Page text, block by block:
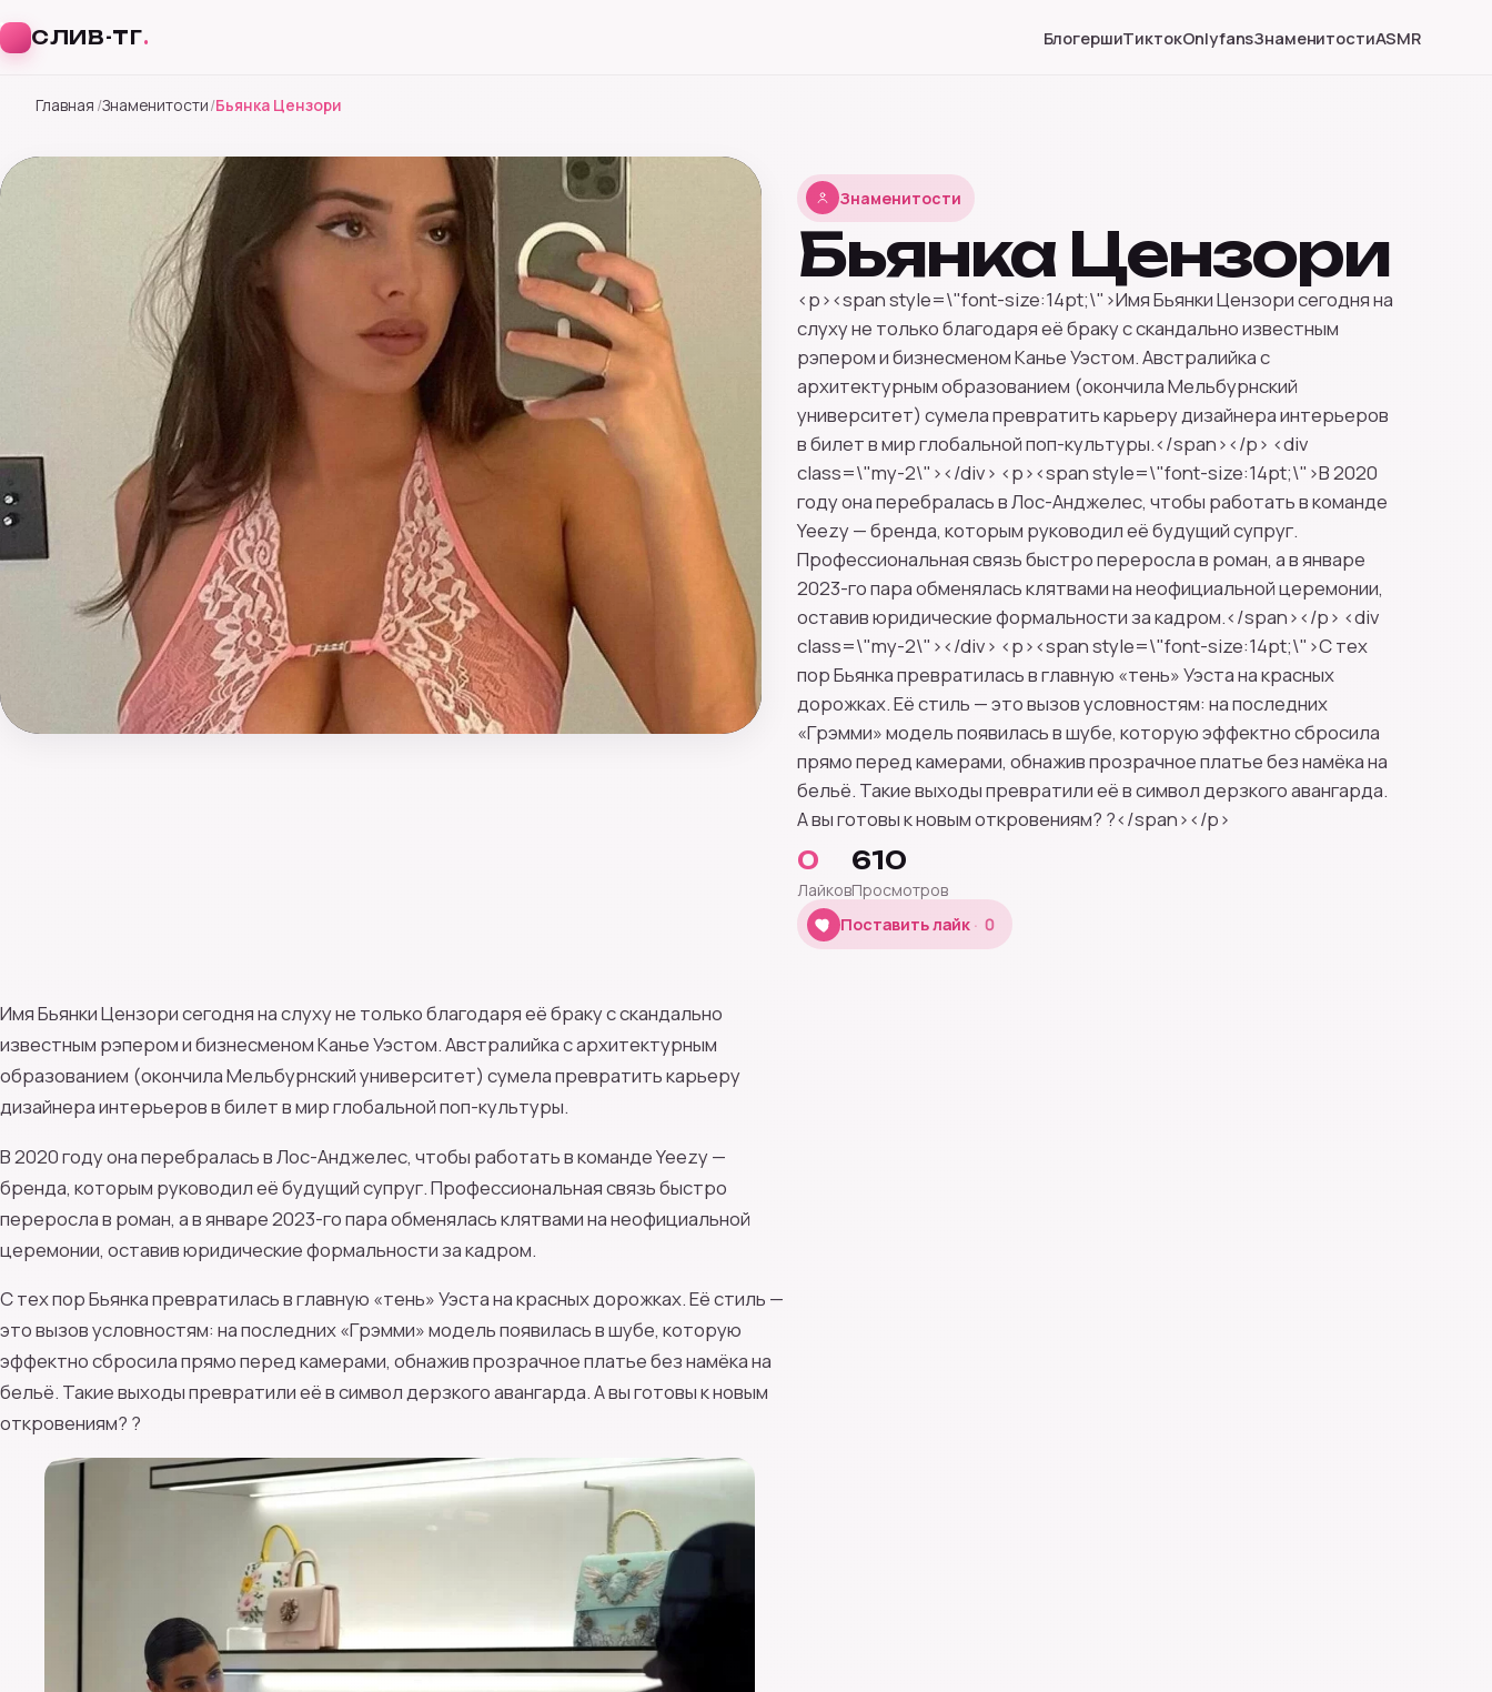
СЛИВ-ТГ. БлогершиТиктокOnlyfansЗнаменитостиASMR
Главная Знаменитости Бьянка Цензори
Знаменитости
Бьянка Цензори
<p><span style=\"font-size:14pt;\">Имя Бьянки Цензори сегодня на
слуху не только благодаря её браку с скандально известным
рэпером и бизнесменом Канье Уэстом. Австралийка с
архитектурным образованием (окончила Мельбурнский
университет) сумела превратить карьеру дизайнера интерьеров
в билет в мир глобальной поп-культуры.</span></p> <div
class=\"my-2\"></div> <p><span style=\"font-size:14pt;\">В 2020
году она перебралась в Лос-Анджелес, чтобы работать в команде
Yeezy — бренда, которым руководил её будущий супруг.
Профессиональная связь быстро переросла в роман, а в январе
2023-го пара обменялась клятвами на неофициальной церемонии,
оставив юридические формальности за кадром.</span></p> <div
class=\"my-2\"></div> <p><span style=\"font-size:14pt;\">С тех
пор Бьянка превратилась в главную «тень» Уэста на красных
дорожках. Её стиль — это вызов условностям: на последних
«Грэмми» модель появилась в шубе, которую эффектно сбросила
прямо перед камерами, обнажив прозрачное платье без намёка на
бельё. Такие выходы превратили её в символ дерзкого авангарда.
А вы готовы к новым откровениям? ?</span></p>
0
Лайков
610
Просмотров
Поставить лайк
0
0
Имя Бьянки Цензори сегодня на слуху не только благодаря её браку с скандально
известным рэпером и бизнесменом Канье Уэстом. Австралийка с архитектурным
образованием (окончила Мельбурнский университет) сумела превратить карьеру
дизайнера интерьеров в билет в мир глобальной поп-культуры.
В 2020 году она перебралась в Лос-Анджелес, чтобы работать в команде Yeezy —
бренда, которым руководил её будущий супруг. Профессиональная связь быстро
переросла в роман, а в январе 2023-го пара обменялась клятвами на неофициальной
церемонии, оставив юридические формальности за кадром.
С тех пор Бьянка превратилась в главную «тень» Уэста на красных дорожках. Её стиль —
это вызов условностям: на последних «Грэмми» модель появилась в шубе, которую
эффектно сбросила прямо перед камерами, обнажив прозрачное платье без намёка на
бельё. Такие выходы превратили её в символ дерзкого авангарда. А вы готовы к новым
откровениям? ?